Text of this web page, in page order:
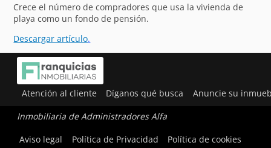
Crece el número de compradores que usa la vivienda de
playa como un fondo de pensión.
Descargar artículo.
Atención al cliente Díganos qué busca Anuncie su
Inmobiliaria de Administradores Alfa
Aviso legal
Política de Privacidad Política de cookies